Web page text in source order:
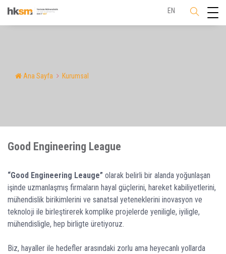
EN
Ana Sayfa Kurumsal
Good Engineering League
“Good Engineering Leauge” olarak belirli bir alanda yoğunlaşan
işinde uzmanlaşmış firmaların hayal güçlerini, hareket kabiliyetlerini,
mühendislik birikimlerini ve sanatsal yeteneklerini inovasyon ve
teknoloji ile birleştirerek komplike projelerde yeniligle, iyiligle,
mühendisligle, hep birligte üretiyoruz.
Biz, hayaller ile hedefler arasındaki zorlu ama heyecanlı yollarda